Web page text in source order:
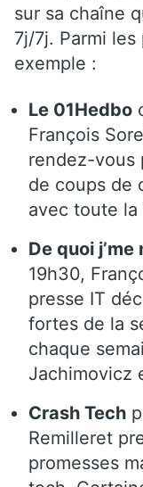
sur sa chaîne
7j/7j. Parmi
exemple :
Le 01Hedbo
François
rendez-vous
de coups de
avec toute la
De quoi j’me
19h30,
presse IT
fortes de la
chaque
Jachimovicz
Crash Tech
Remilleret
promesses